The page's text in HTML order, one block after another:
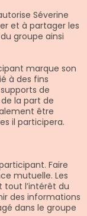
Séverine
et à partager les
groupe ainsi
marque son
à des fins
de
la part de
être
il participera.
Faire
mutuelle. Les
tout l’intérêt du
des informations
dans le groupe